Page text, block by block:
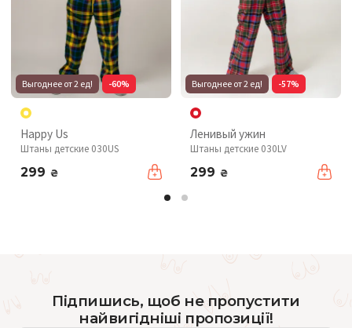
Выгоднее от 2 ед! -60%
Happy Us
Штаны детские 030US
299 ₴
Выгоднее от 2 ед! -57%
Ленивый ужин
Штаны детские 030LV
299 ₴
Підпишись, щоб не пропустити
найвигідніші пропозиції!